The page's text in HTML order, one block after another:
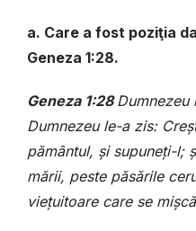
a. Care a fost poziţia
Geneza 1:28.
Geneza 1:28Dumnezeu
Dumnezeu le-a zis:
pământul, şi supuneţi-l;
mării, peste păsările
vieţuitoare care se